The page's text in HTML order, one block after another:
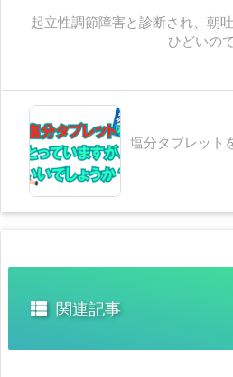
起立性調節障害と診断され、朝
ひどいの
塩分タブレット
関連記事